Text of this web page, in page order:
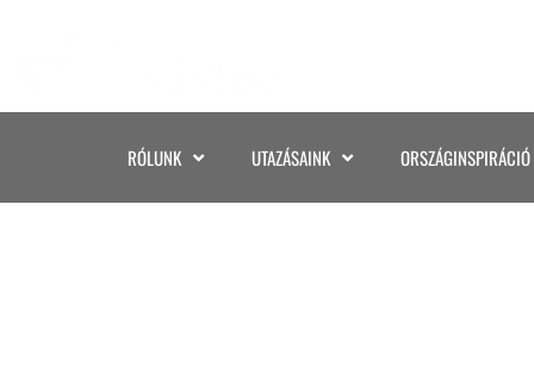
RÓLUNK UTAZÁSAINK ORSZÁGINSPIRÁCIÓ